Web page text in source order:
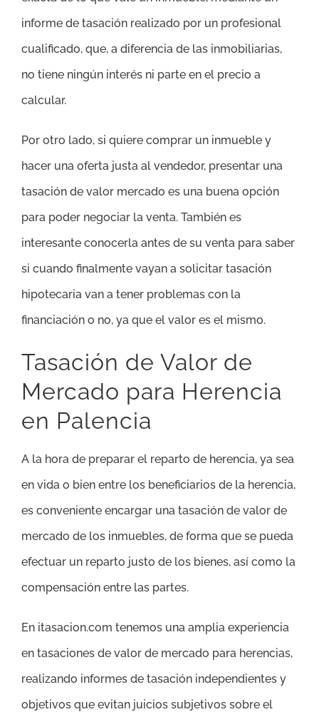
informe de tasación realizado por un profesional
cualificado, que, a diferencia de las inmobiliarias,
no tiene ningún interés ni parte en el precio a
calcular.
Por otro lado, si quiere comprar un inmueble y
hacer una oferta justa al vendedor, presentar una
tasación de valor mercado es una buena opción
para poder negociar la venta. También es
interesante conocerla antes de su venta para saber
si cuando finalmente vayan a solicitar tasación
hipotecaria van a tener problemas con la
financiación o no, ya que el valor es el mismo.
Tasación de Valor de
Mercado para Herencia
en Palencia
A la hora de preparar el reparto de herencia, ya sea
en vida o bien entre los beneficiarios de la herencia,
es conveniente encargar una tasación de valor de
mercado de los inmuebles, de forma que se pueda
efectuar un reparto justo de los bienes, así como la
compensación entre las partes.
En itasacion.com tenemos una amplia experiencia
en tasaciones de valor de mercado para herencias,
realizando informes de tasación independientes y
objetivos que evitan juicios subjetivos sobre el